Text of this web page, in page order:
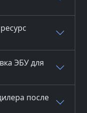
ЭБУ для
после